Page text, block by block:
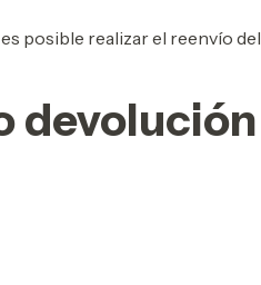
posible realizar el reenvío del
devolución